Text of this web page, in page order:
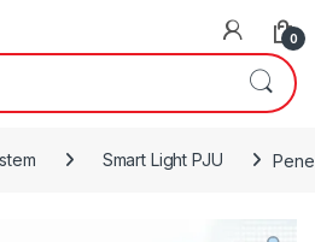
0
Smart Light PJU